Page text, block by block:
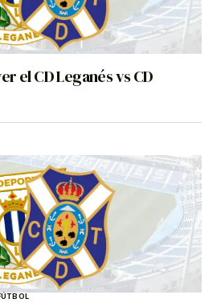
el CD Leganés vs CD